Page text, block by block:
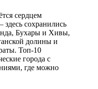
сердцем
сохранились
Бухары и Хивы,
долины и
Топ-10
города с
где можно